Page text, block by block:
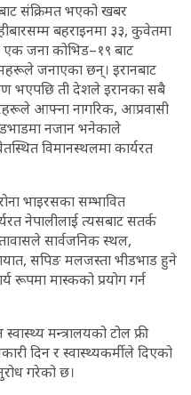
संक्रिमत भएको खबर
बहराइनमा ३३, कुवेतमा
जना कोभिड–१९ बाट
जनाएका छन्। इरानबाट
भएपछि ती देशले इरानका सबै
आफ्ना नागरिक, आप्रवासी
नजान भनेकाले
विमानस्थलमा कार्यरत
भाइरसका सम्भावित
नेपालीलाई त्यसबाट सतर्क
सार्वजनिक स्थल,
सपिङ मलजस्ता भीडभाड हुने
रूपमा मास्कको प्रयोग गर्न
मन्त्रालयको टोल फ्री
दिन र स्वास्थ्यकर्मीले दिएको
गरेको छ।